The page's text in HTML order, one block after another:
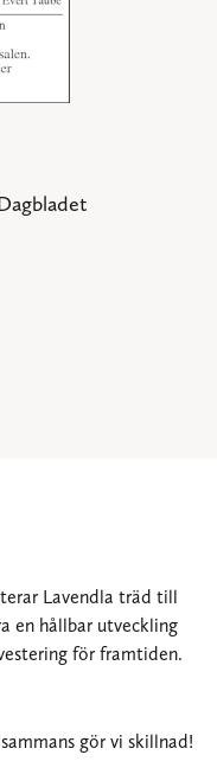
Lavendla träd till
en hållbar utveckling
för framtiden.
gör vi skillnad!